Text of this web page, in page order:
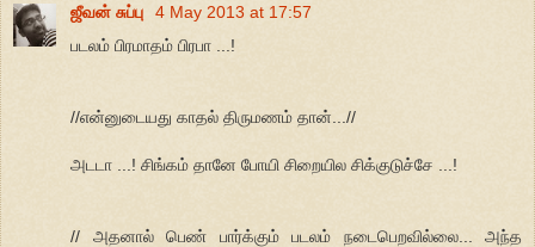
ஜீவன் சுப்பு
4 May 2013 at 17:57
படலம் பிரமாதம் பிரபா ...!
//என்னுடையது காதல் திருமணம் தான்...//
அடடா ...! சிங்கம் தானே போயி சிறையில சிக்குடுச்சே ...!
// அதனால் பெண் பார்க்கும் படலம் நடைபெறவில்லை... அந்த